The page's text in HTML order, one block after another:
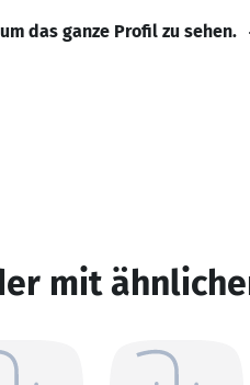
das ganze Profil zu sehen.
mit